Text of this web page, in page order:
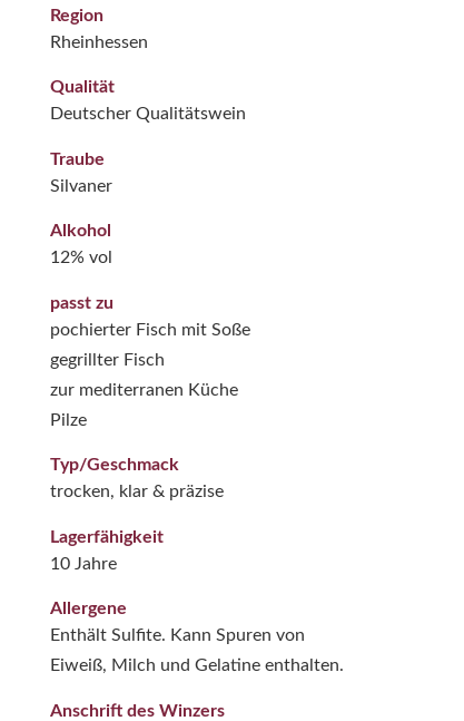
Region
Rheinhessen
Qualität
Deutscher Qualitätswein
Traube
Silvaner
Alkohol
12% vol
passt zu
pochierter Fisch mit Soße
gegrillter Fisch
zur mediterranen Küche
Pilze
Typ/Geschmack
trocken, klar & präzise
Lagerfähigkeit
10 Jahre
Allergene
Enthält Sulfite. Kann Spuren von
Eiweiß, Milch und Gelatine enthalten.
Anschrift des Winzers